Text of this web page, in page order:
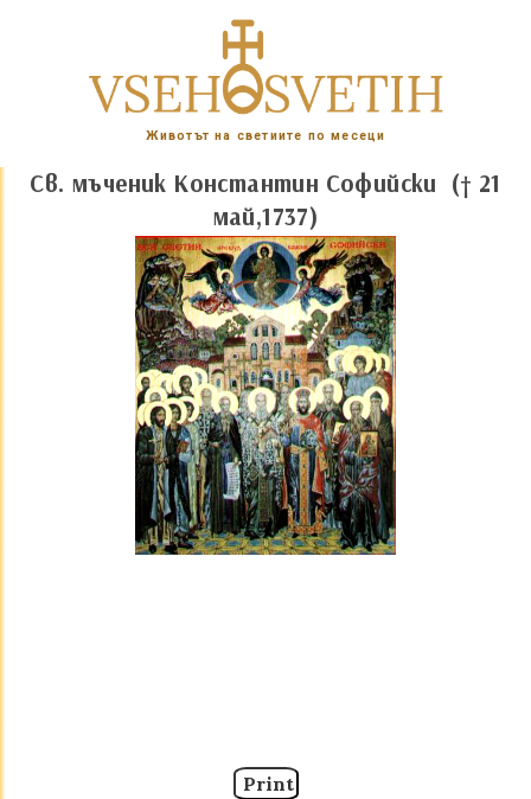
Животът на светиите по месеци
Св. мъченик Константин Софийски († 21
май,1737)
Print